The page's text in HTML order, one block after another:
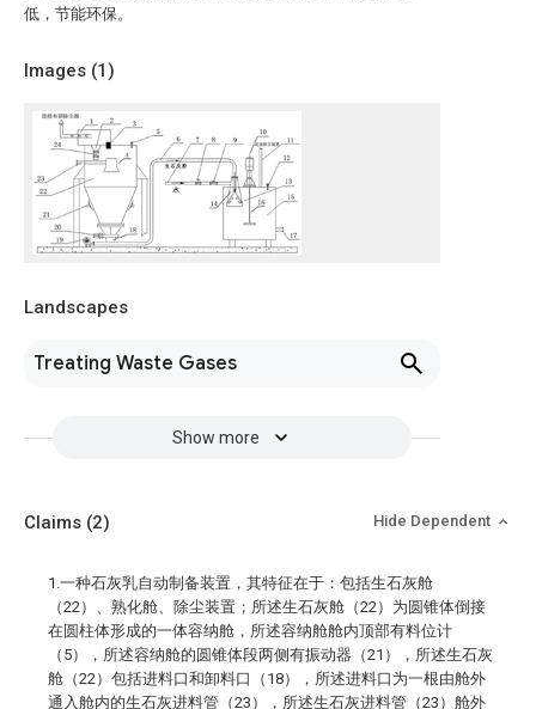
低，节能环保。
Images (1)
Landscapes
Treating Waste Gases
Show more
Claims (2) Hide Dependent
1.一种石灰乳自动制备装置，其特征在于：包括生石灰舱
（22）、熟化舱、除尘装置；所述生石灰舱（22）为圆锥体倒接
在圆柱体形成的一体容纳舱，所述容纳舱舱内顶部有料位计
（5），所述容纳舱的圆锥体段两侧有振动器（21），所述生石灰
舱（22）包括进料口和卸料口（18），所述进料口为一根由舱外
通入舱内的生石灰进料管（23），所述生石灰进料管（23）舱外